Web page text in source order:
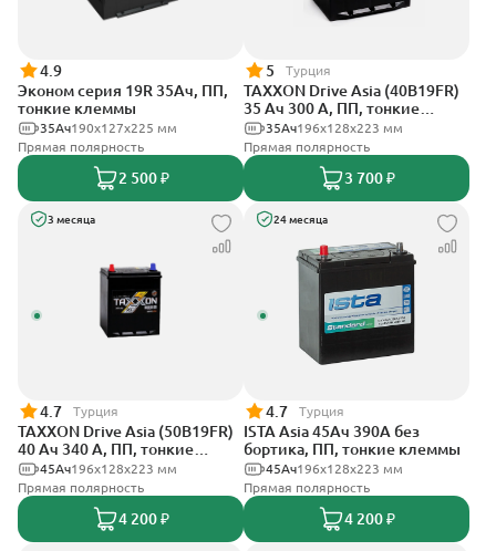
4.9
Эконом серия 19R 35Ач, ПП,
тонкие клеммы
190х127х225 мм
35Ач
Прямая полярность
2 500 ₽
5 Турция
TAXXON Drive Asia (40B19FR)
35 Ач 300 А, ПП, тонкие
клеммы196х128х223 мм
35Ач
Прямая полярность
3 700 ₽
3 месяца
4.7 Турция
TAXXON Drive Asia (50B19FR)
40 Ач 340 А, ПП, тонкие
клеммы196х128х223 мм
45Ач
Прямая полярность
4 200 ₽
24 месяца
4.7 Турция
ISTA Asia 45Ач 390А без
бортика, ПП, тонкие клеммы
196х128х223 мм
45Ач
Прямая полярность
4 200 ₽